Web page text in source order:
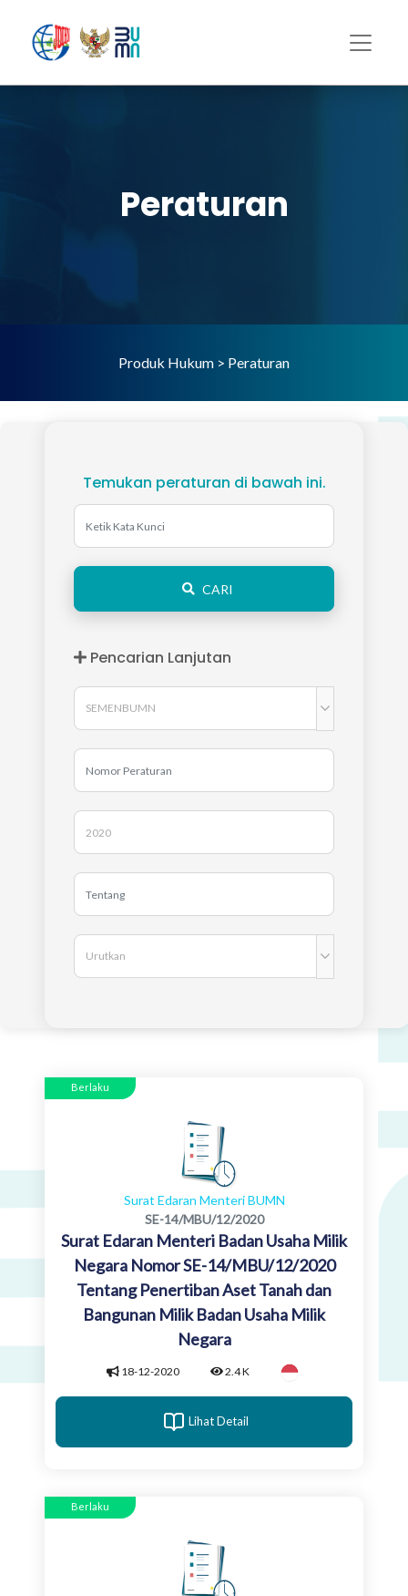
Peraturan
Produk Hukum > Peraturan
Temukan peraturan di bawah ini.
CARI
Pencarian Lanjutan
Berlaku
Surat Edaran Menteri BUMN
SE-14/MBU/12/2020
Surat Edaran Menteri Badan Usaha Milik
Negara Nomor SE-14/MBU/12/2020
Tentang Penertiban Aset Tanah dan
Bangunan Milik Badan Usaha Milik
Negara
18-12-2020 2.4 K
Lihat Detail
Berlaku